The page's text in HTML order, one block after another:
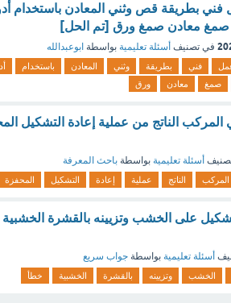
فني بطريقة قص وثني المعادن باستخدام
صمغ معادن صمغ ورق [تم الحل]
في تصنيف أسئلة تعليمية بواسطة ابوعبدالله
فني بطريقة وثني المعادن باستخدام
صمغ معادن ورق
الناتج من عملية إعادة التشكيل
أسئلة تعليمية بواسطة باحث المعرفة
المركب الناتج عملية إعادة التشكيل المحفزة
أسئلة تعليمية بواسطة جواب سريع
الخشب وتزيينه بالقشرة الخشبية خطأ